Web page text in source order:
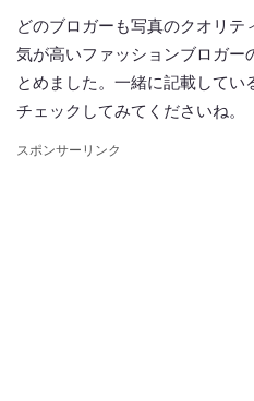
どのブロガーも写真のクオリテ
気が高いファッションブロガー
とめました。一緒に記載してい
チェックしてみてくださいね。
スポンサーリンク